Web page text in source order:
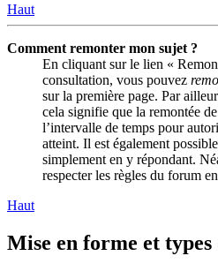
Haut
Comment remonter mon sujet ?
En cliquant sur le lien «
consultation, vous pouvez
sur la première page. Par
cela signifie que la remontée
l’intervalle de temps pour
atteint. Il est également
simplement en y répondant.
respecter les règles du forum
Haut
Mise en forme et types